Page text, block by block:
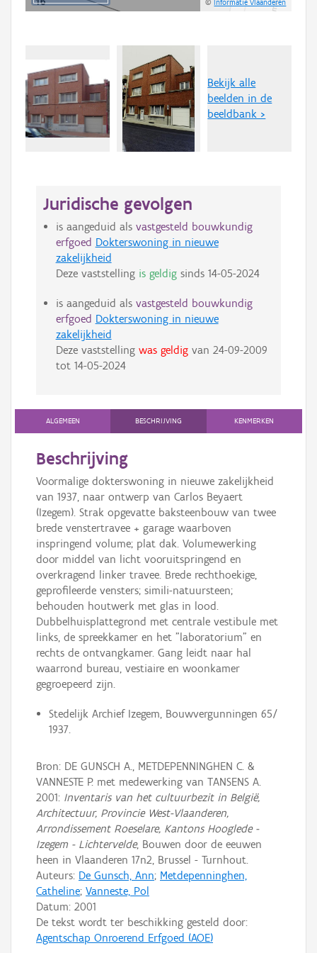
©Informatie Vlaanderen
Bekijk alle
beelden in de
beeldbank >
Juridische gevolgen
is aangeduid als vastgesteld bouwkundig
erfgoed Dokterswoning in nieuwe
zakelijkheid
Deze vaststelling is geldigsinds 14-05-2024
is aangeduid als vastgesteld bouwkundig
erfgoed Dokterswoning in nieuwe
zakelijkheid
Deze vaststelling was geldigvan 24-09-2009
tot 14-05-2024
ALGEMEEN BESCHRIJVING KENMERKEN
Beschrijving
Voormalige dokterswoning in nieuwe zakelijkheid
van 1937, naar ontwerp van Carlos Beyaert
(Izegem). Strak opgevatte baksteenbouw van twee
brede venstertravee + garage waarboven
inspringend volume; plat dak. Volumewerking
door middel van licht vooruitspringend en
overkragend linker travee. Brede rechthoekige,
geprofileerde vensters; simili-natuursteen;
behouden houtwerk met glas in lood.
Dubbelhuisplattegrond met centrale vestibule met
links, de spreekkamer en het "laboratorium" en
rechts de ontvangkamer. Gang leidt naar hal
waarrond bureau, vestiaire en woonkamer
gegroepeerd zijn.
Stedelijk Archief Izegem, Bouwvergunningen 65/
1937.
Bron: DE GUNSCH A., METDEPENNINGHEN C. &
VANNESTE P. met medewerking van TANSENS A.
2001: Inventaris van het cultuurbezit in België,
Architectuur, Provincie West-Vlaanderen,
Arrondissement Roeselare, Kantons Hooglede -
Izegem - Lichtervelde, Bouwen door de eeuwen
heen in Vlaanderen 17n2, Brussel - Turnhout.
Auteurs: De Gunsch, Ann; Metdepenninghen,
Catheline; Vanneste, Pol
Datum: 2001
De tekst wordt ter beschikking gesteld door:
Agentschap Onroerend Erfgoed (AOE)